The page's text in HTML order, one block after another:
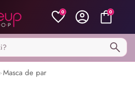
0 0
>Masca de par